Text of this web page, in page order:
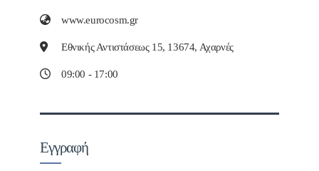
www.eurocosm.gr
Εθνικής Αντιστάσεως 15, 13674, Αχαρνές
09:00 - 17:00
Εγγραφή